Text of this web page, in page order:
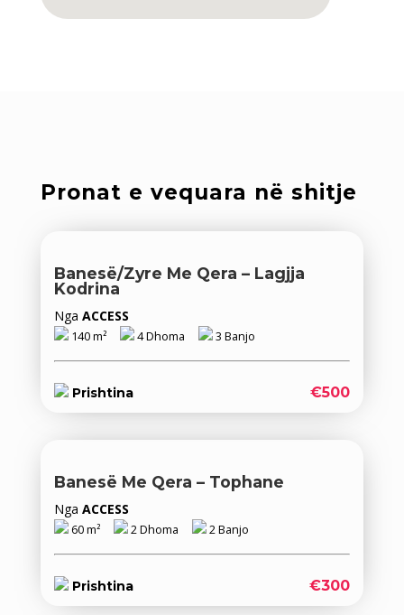
Pronat e vequara në shitje
Banesë/Zyre Me Qera – Lagjja
Kodrina
Nga ACCESS
140 m² 4 Dhoma 3 Banjo
Prishtina €500
Banesë Me Qera – Tophane
Nga ACCESS
60 m² 2 Dhoma 2 Banjo
Prishtina €300